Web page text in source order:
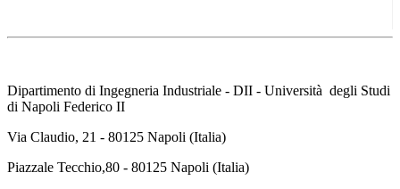
Dipartimento di Ingegneria Industriale - DII - Università degli Studi
di Napoli Federico II
Via Claudio, 21 - 80125 Napoli (Italia)
Piazzale Tecchio,80 - 80125 Napoli (Italia)